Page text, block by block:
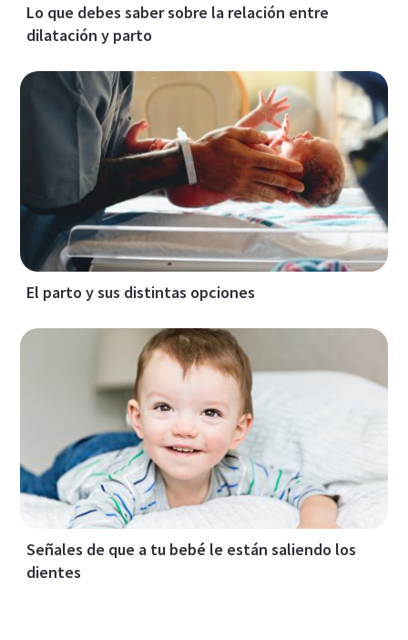
Lo que debes saber sobre la relación entre
dilatación y parto
El parto y sus distintas opciones
Señales de que a tu bebé le están saliendo los
dientes